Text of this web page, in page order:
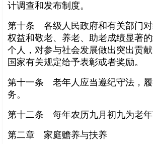
计调查和发布制度。
第十条 各级人民政府和有关部门
权益和敬老、养老、助老成绩显著
个人，对参与社会发展做出突出贡
国家有关规定给予表彰或者奖励。
第十一条 老年人应当遵纪守法，履
务。
第十二条 每年农历九月初九为老年
第二章 家庭赡养与扶养